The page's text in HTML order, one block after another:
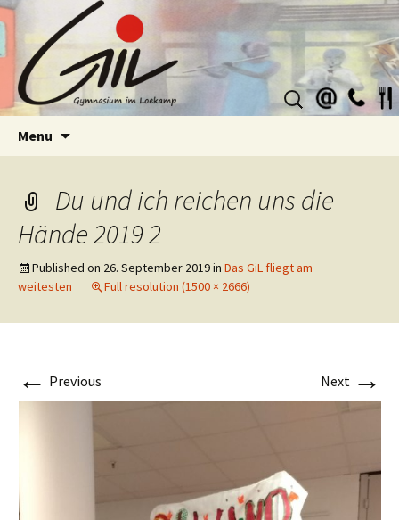
Suchen
nach:
Menu
Du und ich reichen uns die
Hände 2019 2
Published on 26. September 2019in Das GiL fliegt am
weitesten
Full resolution (1500 × 2666)
← Previous Next →